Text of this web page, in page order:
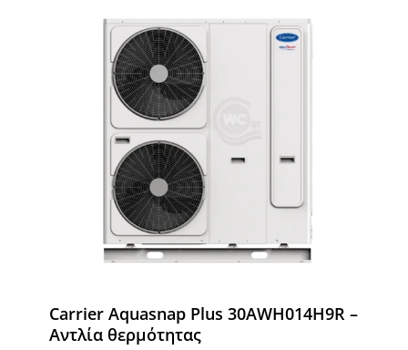
Carrier Aquasnap Plus 30AWH014H9R –
Αντλία θερμότητας